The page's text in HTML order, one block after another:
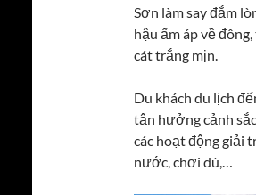
Sơn làm say đắm
hậu ấm áp về
cát trắng mịn.
Du khách du lịch
tận hưởng cảnh
các hoạt động giải
nước, chơi dù,…